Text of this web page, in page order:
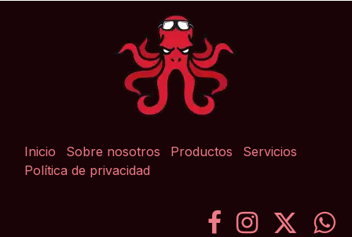
Inicio Sobre nosotros Productos
Servicios
Política de privacidad